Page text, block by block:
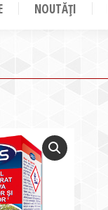
NOUTĂȚI